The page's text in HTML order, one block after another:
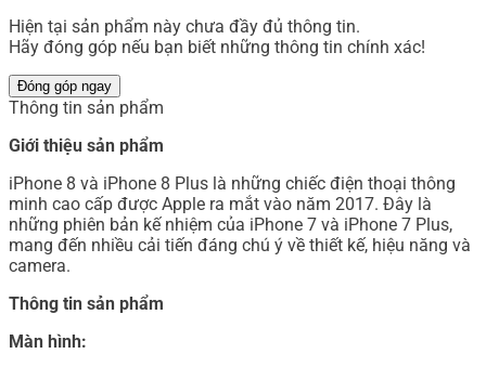
Hiện tại sản phẩm này chưa đầy đủ thông tin.
Hãy đóng góp nếu bạn biết những thông tin chính xác!
Đóng góp ngay
Thông tin sản phẩm
Giới thiệu sản phẩm
iPhone 8 và iPhone 8 Plus là những chiếc điện thoại thông
minh cao cấp được Apple ra mắt vào năm 2017. Đây là
những phiên bản kế nhiệm của iPhone 7 và iPhone 7 Plus,
mang đến nhiều cải tiến đáng chú ý về thiết kế, hiệu năng và
camera.
Thông tin sản phẩm
Màn hình: